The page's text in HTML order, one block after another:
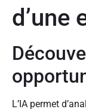
d’une
L’IA permet